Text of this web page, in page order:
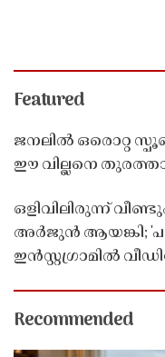
Featured
ജനലിൽ ഒരൊറ്റ
ഈ വില്ലനെ
ഒളിവിലിരുന്ന്
അർജുൻ ആയങ്കി;
ഇൻസ്റ്റഗ്രാമിൽ
Recommended